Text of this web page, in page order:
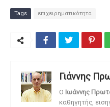
Tags επιχειρηματικότητα
Γιάννης
O Ιωάννης
καθηγητής,